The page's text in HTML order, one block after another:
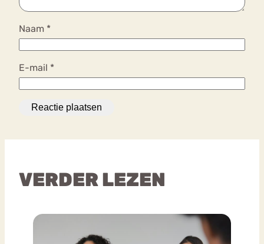
Naam *
E-mail *
VERDER LEZEN